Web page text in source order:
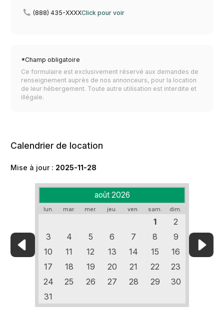
(888) 435-XXXXClick pour voir
*Champ obligatoire
Ce formulaire est exclusivement réservé aux demandes de
renseignement auprès de nos annonceurs, pour la location
de leur hébergement. Toute autre utilisation est interdite et
illégale.
Calendrier de location
Mise à jour : 2025-11-28
août 2026
lun. mar. mer. jeu. ven. sam. dim.
1
2
3
4 5 6 7 8
9
10
11 12 13 14 15
16
17
18 19 20 21 22
23
24
25 26 27 28 29
30
31